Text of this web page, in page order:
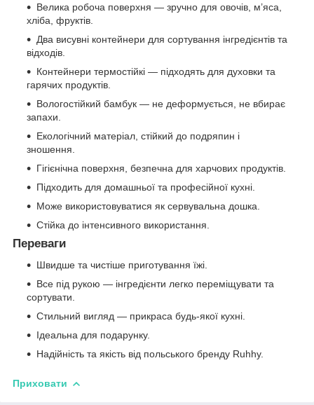
Велика робоча поверхня — зручно для овочів, м’яса,
хліба, фруктів.
Два висувні контейнери для сортування інгредієнтів та
відходів.
Контейнери термостійкі — підходять для духовки та
гарячих продуктів.
Вологостійкий бамбук — не деформується, не вбирає
запахи.
Екологічний матеріал, стійкий до подряпин і
зношення.
Гігієнічна поверхня, безпечна для харчових продуктів.
Підходить для домашньої та професійної кухні.
Може використовуватися як сервувальна дошка.
Стійка до інтенсивного використання.
Переваги
Швидше та чистіше приготування їжі.
Все під рукою — інгредієнти легко переміщувати та
сортувати.
Стильний вигляд — прикраса будь-якої кухні.
Ідеальна для подарунку.
Надійність та якість від польського бренду Ruhhy.
Приховати